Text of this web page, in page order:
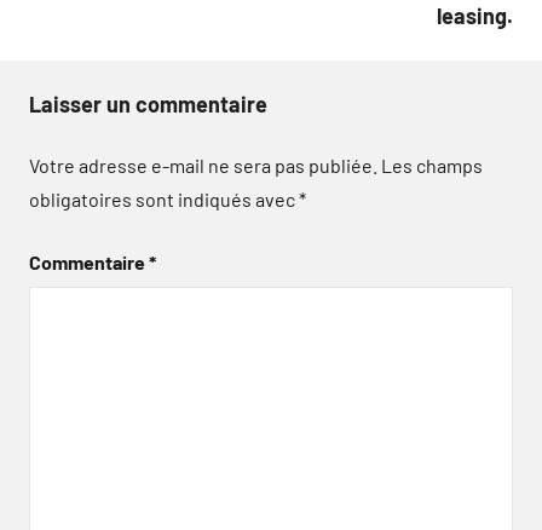
leasing.
Laisser un commentaire
Votre adresse e-mail ne sera pas publiée. Les champs
obligatoires sont indiqués avec*
Commentaire*